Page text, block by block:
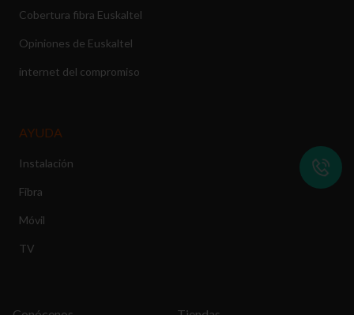
Cobertura fibra Euskaltel
Opiniones de Euskaltel
internet del compromiso
AYUDA
Instalación
Fibra
Móvil
TV